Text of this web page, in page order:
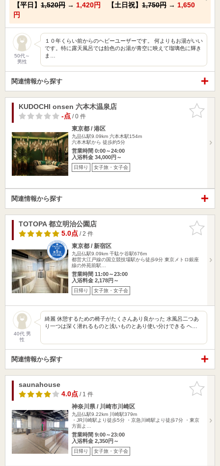
【平日】 1,520円 → 1,420円 【土日祝】 1,750円 → 1,650
円
50代～
男性
１０年くらい前からのヘビーユーザーです。 何よりもお湯がいい
です。特に露天風呂では飴色のお湯が青空に映えて瑠璃色に輝き
ま…
関連情報から探す
お気に入
りに追加
KUDOCHI onsen 六本木温泉店
-点/ 0 件
東京都 / 港区
九品仏駅9.09km 六本木駅154m
六本木駅から 徒歩約5分
営業時間 0:00～24:00
入浴料金 34,000円～
日帰り 女子旅・女子会
関連情報から探す
お気に入
りに追加
TOTOPA 都立明治公園店
5.0点/ 2 件
東京都 / 新宿区
九品仏駅9.09km 千駄ケ谷駅676m
都営大江戸線の国立競技場駅から徒歩9分 東京メトロ銀座
線の外苑前駅…
営業時間 11:00～23:00
入浴料金 2,178円～
日帰り 女子旅・女子会
40代 男
性
綺麗 休憩するための椅子がたくさんあり良かった 水風呂二つあ
り一つは深く潜れるものと浅いものとあり使い分けできる ヘ…
関連情報から探す
お気に入
りに追加
saunahouse
4.0点/ 1 件
神奈川県 / 川崎市川崎区
九品仏駅9.22km
川崎駅379m
・JR川崎駅より徒歩5分 ・京急川崎駅より徒歩7分 ・東京
方面よ…
営業時間 9:00～23:00
入浴料金 2,350円～
日帰り 女子旅・女子会